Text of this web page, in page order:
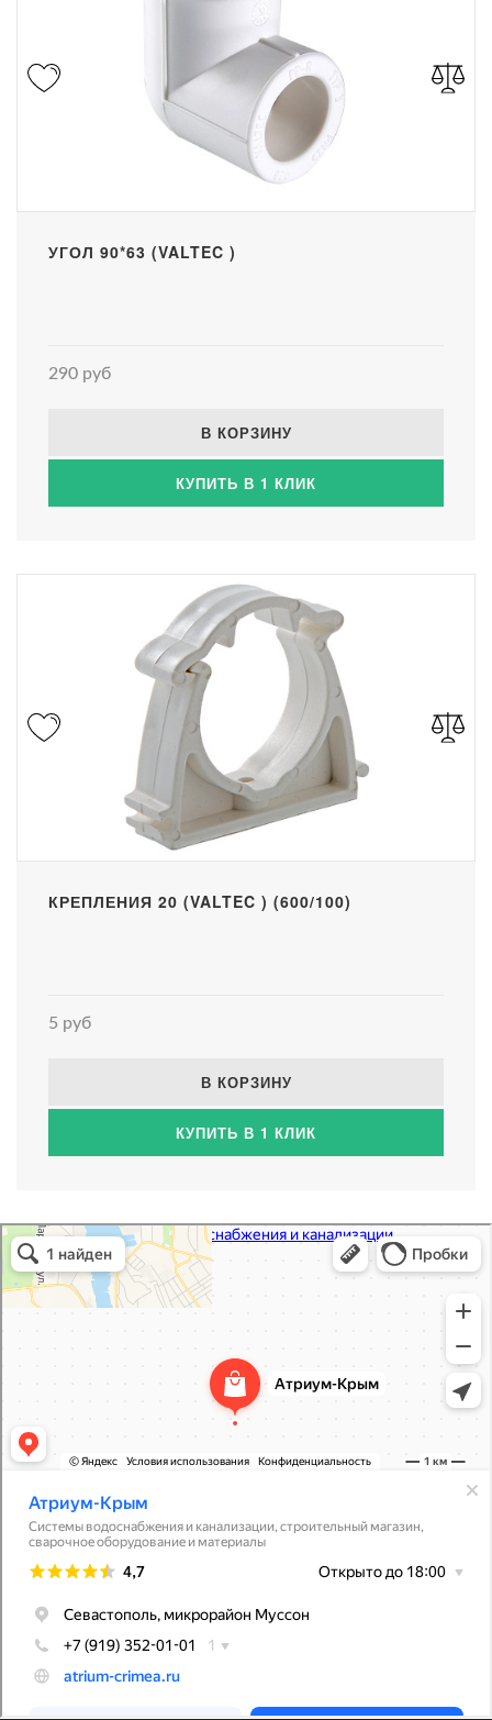
УГОЛ 90*63 (VALTEC )
290 руб
В КОРЗИНУ
КУПИТЬ В 1 КЛИК
КРЕПЛЕНИЯ 20 (VALTEC ) (600/100)
5 руб
В КОРЗИНУ
КУПИТЬ В 1 КЛИК
Атриум-Крым
Системы водоснабжения, отопления, канализации в Севастополе
Снабжение строительных объектов в Севастополе